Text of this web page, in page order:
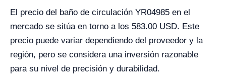
El precio del baño de circulación YR04985 en el
mercado se sitúa en torno a los 583.00 USD. Este
precio puede variar dependiendo del proveedor y la
región, pero se considera una inversión razonable
para su nivel de precisión y durabilidad.